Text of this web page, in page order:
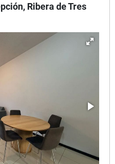
Ribera de Tres